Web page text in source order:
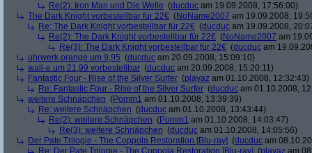
Re(2): Iron Man und Die Welle (ducduc am 19.09.2008, 17:56:00)
The Dark Knight vorbestellbar für 22€ (NoName2007 am 19.09.2008,
Re: The Dark Knight vorbestellbar für 22€ (ducduc am 19.09.2008,
Re(2): The Dark Knight vorbestellbar für 22€ (NoName2007 am
Re(3): The Dark Knight vorbestellbar für 22€ (ducduc am
uhrwerk orange um 9,95 (ducduc am 20.09.2008, 15:09:10)
wall-e um 21,99 vorbestellbar (ducduc am 20.09.2008, 15:20:11)
Fantastic Four - Rise of the Silver Surfer (playaz am 01.10.2008, 12:32:43)
Re: Fantastic Four - Rise of the Silver Surfer (ducduc am 01.10.2008,
weitere Schnäpchen (Pomm1 am 01.10.2008, 13:39:39)
Re: weitere Schnäpchen (ducduc am 01.10.2008, 13:43:44)
Re(2): weitere Schnäpchen (Pomm1 am 01.10.2008, 14:03:47)
Re(3): weitere Schnäpchen (ducduc am 01.10.2008, 14:05:56)
Der Pate Trilogie - The Coppola Restoration [Blu-ray] (ducduc am
Re: Der Pate Trilogie - The Coppola Restoration [Blu-ray] (playaz am